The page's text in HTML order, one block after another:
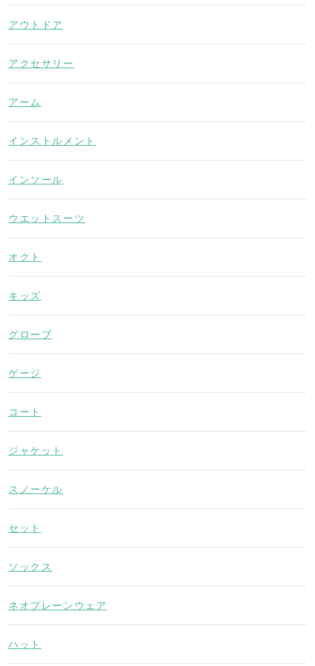
アウトドア
アクセサリー
アーム
インストルメント
インソール
ウエットスーツ
オクト
キッズ
グローブ
ゲージ
コート
ジャケット
スノーケル
セット
ソックス
ネオプレーンウェア
ハット